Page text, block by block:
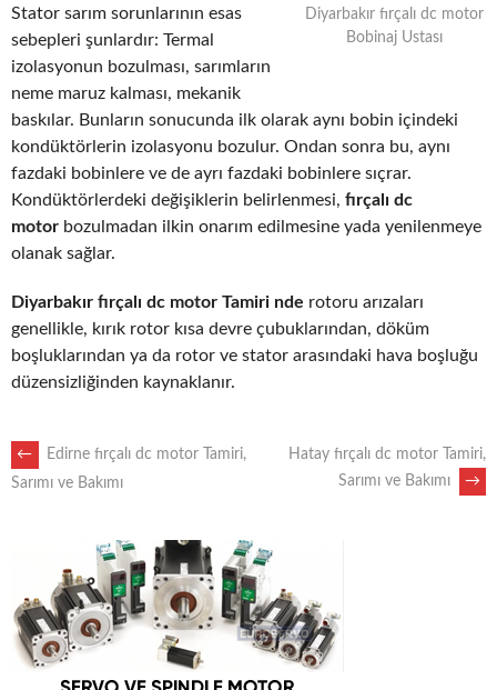
Diyarbakır fırçalı dc motor
Bobinaj Ustası
Stator sarım sorunlarının esas
sebepleri şunlardır: Termal
izolasyonun bozulması, sarımların
neme maruz kalması, mekanik
baskılar. Bunların sonucunda ilk olarak aynı bobin içindeki
kondüktörlerin izolasyonu bozulur. Ondan sonra bu, aynı
fazdaki bobinlere ve de ayrı fazdaki bobinlere sıçrar.
Kondüktörlerdeki değişiklerin belirlenmesi, fırçalı dc
motor bozulmadan ilkin onarım edilmesine yada yenilenmeye
olanak sağlar.
Diyarbakır fırçalı dc motor Tamiri nde rotoru arızaları
genellikle, kırık rotor kısa devre çubuklarından, döküm
boşluklarından ya da rotor ve stator arasındaki hava boşluğu
düzensizliğinden kaynaklanır.
POST
NAVIGATION
←
Edirne fırçalı dc motor Tamiri,
Sarımı ve Bakımı
Hatay fırçalı dc motor Tamiri,
Sarımı ve Bakımı
→